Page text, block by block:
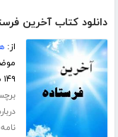
دانلود کتاب آخرین
از:
۱۴۹ صفحه